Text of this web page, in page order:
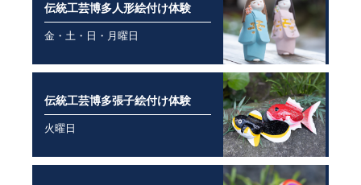
伝統工芸博多人形絵付け体験
金・土・日・月曜日
伝統工芸博多張子絵付け体験
火曜日